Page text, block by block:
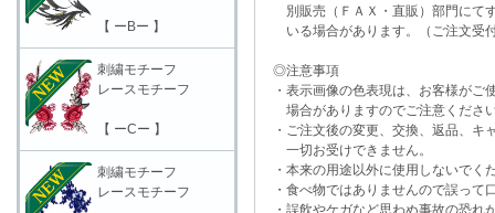
別販売（ＦＡＸ・直販）部門にて
いる場合があります。（ご注文受
◎注意事項
・表示画像の色表現は、お客様がご
場合がありますのでご注意くださ
・ご注文後の変更、交換、返品、キ
一切お受けできません。
・本来の用途以外に使用しないでく
・食べ物ではありませんので誤って
・誤飲やケガなど思わぬ事故の恐れ
【 ーBー 】
刺繍モチーフ
レースモチーフ
【 ーCー 】
刺繍モチーフ
レースモチーフ